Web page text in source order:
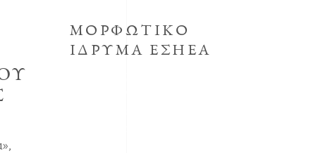
ΜΟΡΦΩΤΙΚΟ
ΙΔΡΥΜΑ ΕΣΗΕΑ